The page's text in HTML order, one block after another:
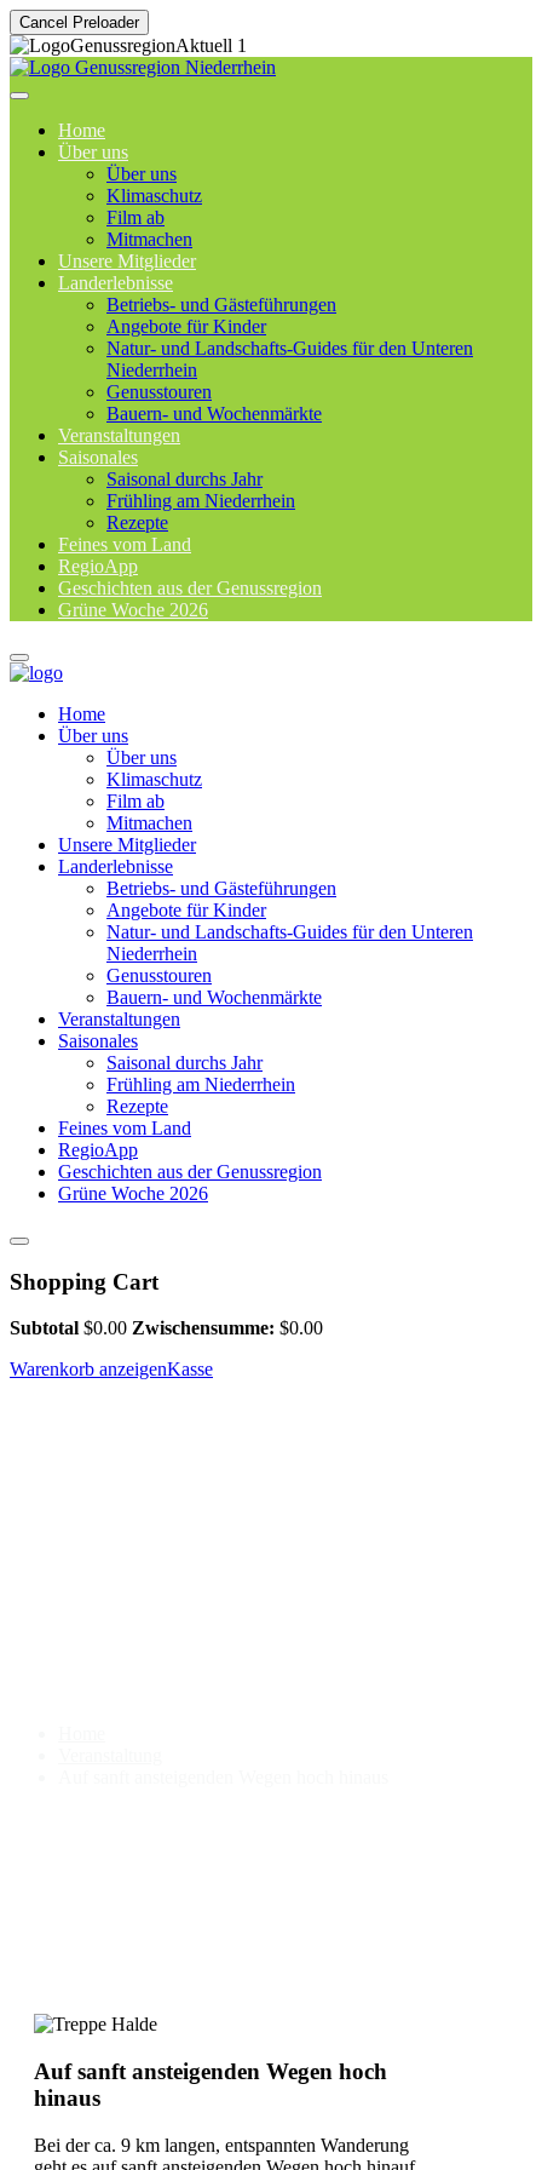
Cancel Preloader
Home
Über uns
Über uns
Klimaschutz
Film ab
Mitmachen
Unsere Mitglieder
Landerlebnisse
Betriebs- und Gästeführungen
Angebote für Kinder
Natur- und Landschafts-Guides für den Unteren
Niederrhein
Genusstouren
Bauern- und Wochenmärkte
Veranstaltungen
Saisonales
Saisonal durchs Jahr
Frühling am Niederrhein
Rezepte
Feines vom Land
RegioApp
Geschichten aus der Genussregion
Grüne Woche 2026
Home
Über uns
Über uns
Klimaschutz
Film ab
Mitmachen
Unsere Mitglieder
Landerlebnisse
Betriebs- und Gästeführungen
Angebote für Kinder
Natur- und Landschafts-Guides für den Unteren
Niederrhein
Genusstouren
Bauern- und Wochenmärkte
Veranstaltungen
Saisonales
Saisonal durchs Jahr
Frühling am Niederrhein
Rezepte
Feines vom Land
RegioApp
Geschichten aus der Genussregion
Grüne Woche 2026
Shopping Cart
Subtotal $0.00 Zwischensumme: $0.00
Warenkorb anzeigenKasse
Auf sanft ansteigenden Wegen hoch
hinaus
Bei der ca. 9 km langen, entspannten Wanderung